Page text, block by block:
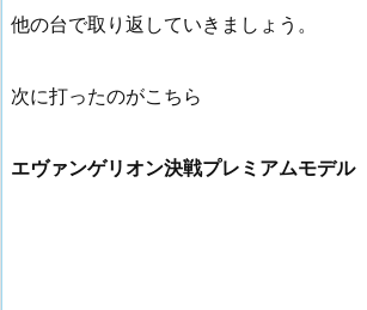
他の台で取り返していきましょう。
次に打ったのがこちら
エヴァンゲリオン決戦プレミアムモデ